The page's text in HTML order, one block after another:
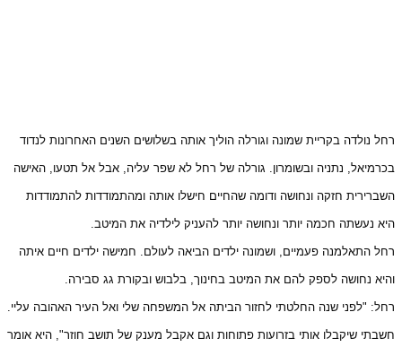
רחל נולדה בקריית שמונה וגורלה הוליך אותה בשלושים השנים האחרונות לנדוד
בכרמיאל, נתניה ובשומרון. גורלה של רחל לא שפר עליה, אבל אל תטעו, האישה
השברירית חזקה ונחושה ודומה שהחיים חישלו אותה ומהתמודדות להתמודדות
היא נעשתה חכמה יותר ונחושה יותר להעניק לילדיה את המיטב.
רחל התאלמנה פעמיים, ושמונה ילדים הביאה לעולם. חמישה ילדים חיים איתה
והיא נחושה לספק להם את המיטב בחינוך, בלבוש ובקורת גג סבירה.
רחל: "לפני שנה החלטתי לחזור הביתה אל המשפחה שלי ואל העיר האהובה עליי.
חשבתי שיקבלו אותי בזרועות פתוחות וגם אקבל מענק של תושב חוזר", היא אומר